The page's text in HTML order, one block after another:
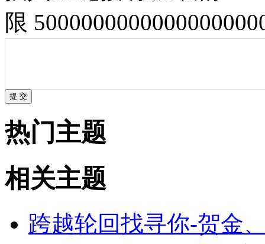
限
热门主题
相关主题
跨越轮回找寻你-贺金